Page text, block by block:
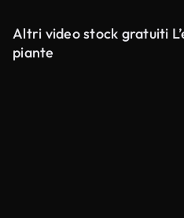
Altri video stock gratuiti
piante